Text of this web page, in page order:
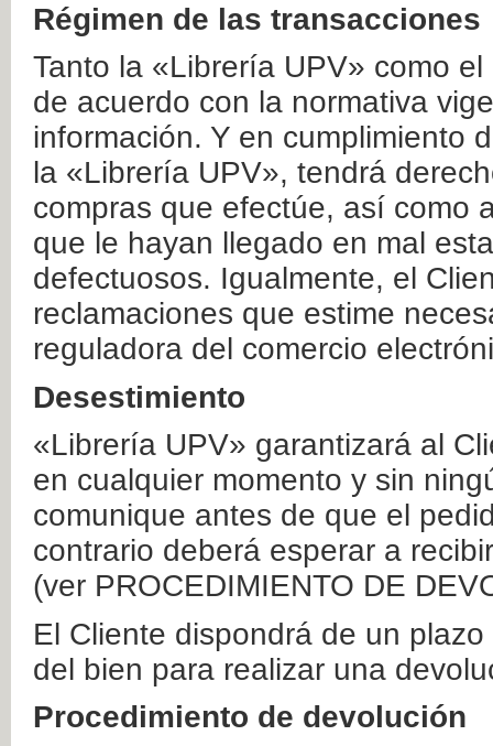
Régimen de las transacciones
Tanto la «Librería UPV» como
de acuerdo con la normativa
información. Y en cumplimiento
la «Librería UPV», tendrá
compras que efectúe, así como
que le hayan llegado en mal
defectuosos. Igualmente, el
reclamaciones que estime
reguladora del comercio
Desestimiento
«Librería UPV» garantizará al
en cualquier momento y sin
comunique antes de que el
contrario deberá esperar a
(ver PROCEDIMIENTO DE
El Cliente dispondrá de un
del bien para realizar una
Procedimiento de devolución